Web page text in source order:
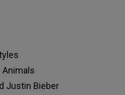
Animals
Justin Bieber